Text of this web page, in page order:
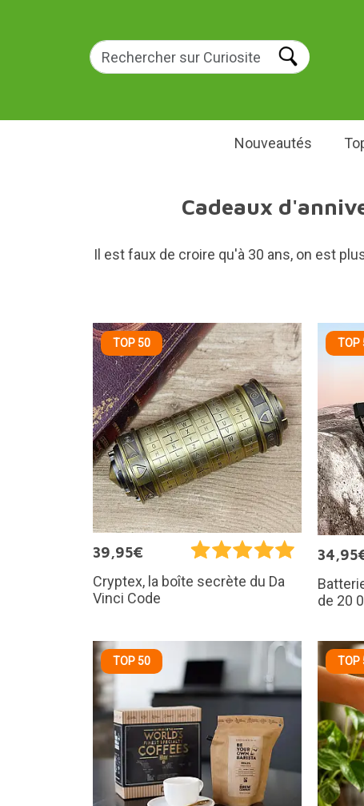
Nouveautés
Cadeaux
Il est faux de croire qu'à 30 ans, on est
TOP 50
39,95€
Cryptex, la boîte secrète du Da
Vinci Code
TOP
de 20
TOP 50 TOP